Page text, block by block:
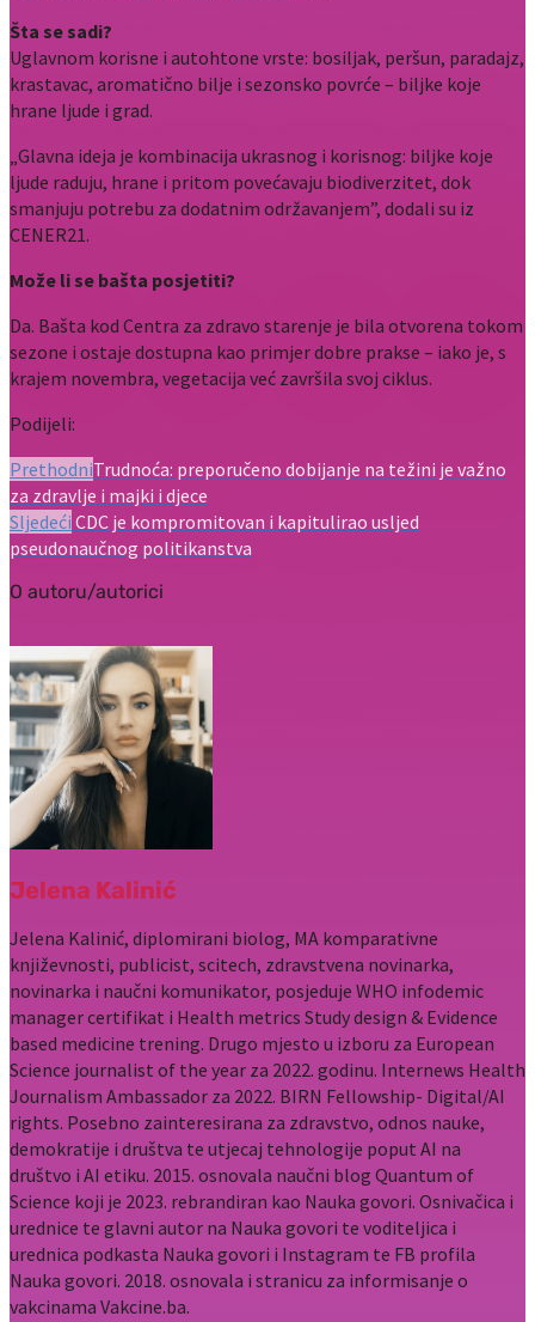
Šta se sadi?
Uglavnom korisne i autohtone vrste: bosiljak, peršun, paradajz,
krastavac, aromatično bilje i sezonsko povrće – biljke koje
hrane ljude i grad.
„Glavna ideja je kombinacija ukrasnog i korisnog: biljke koje
ljude raduju, hrane i pritom povećavaju biodiverzitet, dok
smanjuju potrebu za dodatnim održavanjem”, dodali su iz
CENER21.
Može li se bašta posjetiti?
Da. Bašta kod Centra za zdravo starenje je bila otvorena tokom
sezone i ostaje dostupna kao primjer dobre prakse – iako je, s
krajem novembra, vegetacija već završila svoj ciklus.
Podijeli:
PrethodniTrudnoća: preporučeno dobijanje na težini je važno
za zdravlje i majki i djece
Sljedeći CDC je kompromitovan i kapitulirao usljed
pseudonaučnog politikanstva
O autoru/autorici
Jelena Kalinić
Jelena Kalinić, diplomirani biolog, MA komparativne
književnosti, publicist, scitech, zdravstvena novinarka,
novinarka i naučni komunikator, posjeduje WHO infodemic
manager certifikat i Health metrics Study design & Evidence
based medicine trening. Drugo mjesto u izboru za European
Science journalist of the year za 2022. godinu. Internews Health
Journalism Ambassador za 2022. BIRN Fellowship- Digital/AI
rights. Posebno zainteresirana za zdravstvo, odnos nauke,
demokratije i društva te utjecaj tehnologije poput AI na
društvo i AI etiku. 2015. osnovala naučni blog Quantum of
Science koji je 2023. rebrandiran kao Nauka govori. Osnivačica i
urednice te glavni autor na Nauka govori te voditeljica i
urednica podkasta Nauka govori i Instagram te FB profila
Nauka govori. 2018. osnovala i stranicu za informisanje o
vakcinama Vakcine.ba.